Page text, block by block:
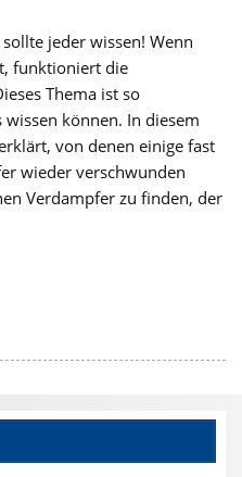
jeder wissen! Wenn
funktioniert die
Thema ist so
wissen können. In diesem
von denen einige fast
wieder verschwunden
Verdampfer zu finden, der